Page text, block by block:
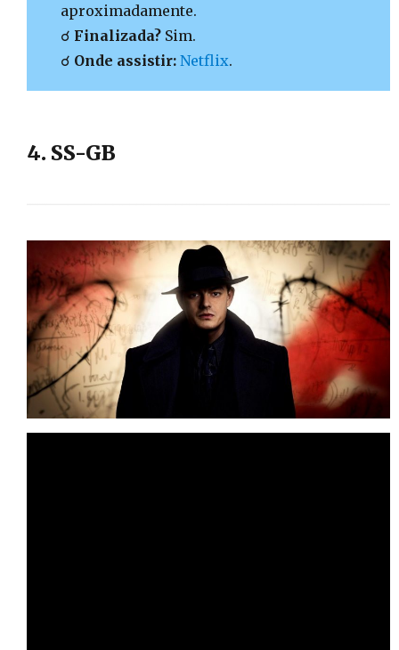
aproximadamente.
☌ Finalizada? Sim.
☌ Onde assistir: Netflix.
4. SS-GB